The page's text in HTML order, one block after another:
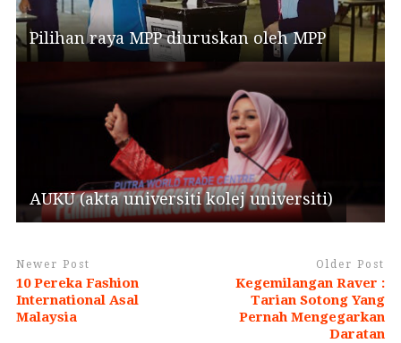
Pilihan raya MPP diuruskan oleh MPP
AUKU (akta universiti kolej universiti)
Newer Post
10 Pereka Fashion
International Asal
Malaysia
Older Post
Kegemilangan Raver :
Tarian Sotong Yang
Pernah Mengegarkan
Daratan